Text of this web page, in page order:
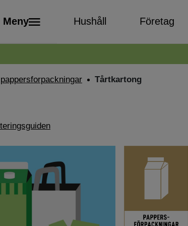
Meny Hushåll Företag
pappersforpackningar Tårtkartong